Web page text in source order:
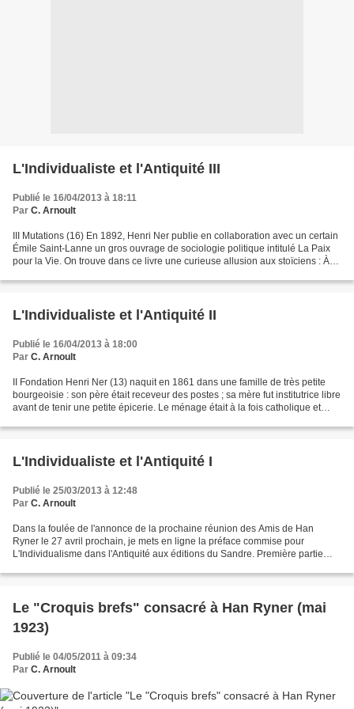
L'Individualiste et l'Antiquité III
Publié le 16/04/2013 à 18:11
Par C. Arnoult
III Mutations (16) En 1892, Henri Ner publie en collaboration avec un certain
Émile Saint-Lanne un gros ouvrage de sociologie politique intitulé La Paix
pour la Vie. On trouve dans ce livre une curieuse allusion aux stoïciens : À
L'Individualiste et l'Antiquité II
Publié le 16/04/2013 à 18:00
Par C. Arnoult
II Fondation Henri Ner (13) naquit en 1861 dans une famille de très petite
bourgeoisie : son père était receveur des postes ; sa mère fut institutrice libre
avant de tenir une petite épicerie. Le ménage était à la fois catholique et
L'Individualiste et l'Antiquité I
Publié le 25/03/2013 à 12:48
Par C. Arnoult
Dans la foulée de l'annonce de la prochaine réunion des Amis de Han
Ryner le 27 avril prochain, je mets en ligne la préface commise pour
L'Individualisme dans l'Antiquité aux éditions du Sandre. Première partie
Le "Croquis brefs" consacré à Han Ryner (mai
1923)
Publié le 04/05/2011 à 09:34
Par C. Arnoult